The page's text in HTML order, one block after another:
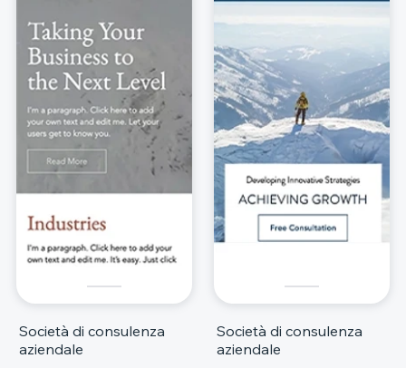
Società di consulenza
aziendale
Società di consulenza
aziendale